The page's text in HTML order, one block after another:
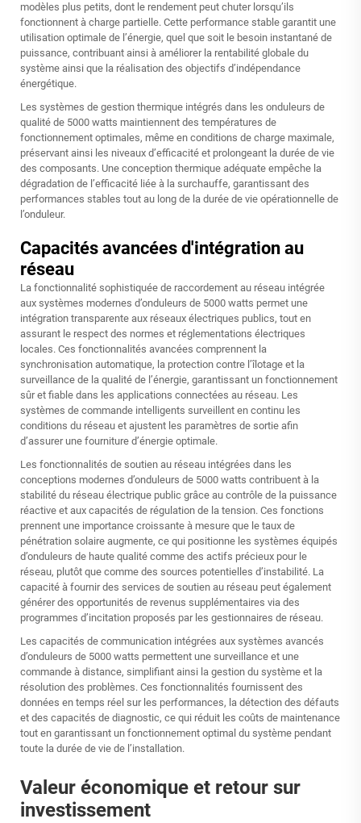
modèles plus petits, dont le rendement peut chuter lorsqu’ils
fonctionnent à charge partielle. Cette performance stable garantit une
utilisation optimale de l’énergie, quel que soit le besoin instantané de
puissance, contribuant ainsi à améliorer la rentabilité globale du
système ainsi que la réalisation des objectifs d’indépendance
énergétique.
Les systèmes de gestion thermique intégrés dans les onduleurs de
qualité de 5000 watts maintiennent des températures de
fonctionnement optimales, même en conditions de charge maximale,
préservant ainsi les niveaux d’efficacité et prolongeant la durée de vie
des composants. Une conception thermique adéquate empêche la
dégradation de l’efficacité liée à la surchauffe, garantissant des
performances stables tout au long de la durée de vie opérationnelle de
l’onduleur.
Capacités avancées d'intégration au
réseau
La fonctionnalité sophistiquée de raccordement au réseau intégrée
aux systèmes modernes d’onduleurs de 5000 watts permet une
intégration transparente aux réseaux électriques publics, tout en
assurant le respect des normes et réglementations électriques
locales. Ces fonctionnalités avancées comprennent la
synchronisation automatique, la protection contre l’îlotage et la
surveillance de la qualité de l’énergie, garantissant un fonctionnement
sûr et fiable dans les applications connectées au réseau. Les
systèmes de commande intelligents surveillent en continu les
conditions du réseau et ajustent les paramètres de sortie afin
d’assurer une fourniture d’énergie optimale.
Les fonctionnalités de soutien au réseau intégrées dans les
conceptions modernes d’onduleurs de 5000 watts contribuent à la
stabilité du réseau électrique public grâce au contrôle de la puissance
réactive et aux capacités de régulation de la tension. Ces fonctions
prennent une importance croissante à mesure que le taux de
pénétration solaire augmente, ce qui positionne les systèmes équipés
d’onduleurs de haute qualité comme des actifs précieux pour le
réseau, plutôt que comme des sources potentielles d’instabilité. La
capacité à fournir des services de soutien au réseau peut également
générer des opportunités de revenus supplémentaires via des
programmes d’incitation proposés par les gestionnaires de réseau.
Les capacités de communication intégrées aux systèmes avancés
d’onduleurs de 5000 watts permettent une surveillance et une
commande à distance, simplifiant ainsi la gestion du système et la
résolution des problèmes. Ces fonctionnalités fournissent des
données en temps réel sur les performances, la détection des défauts
et des capacités de diagnostic, ce qui réduit les coûts de maintenance
tout en garantissant un fonctionnement optimal du système pendant
toute la durée de vie de l’installation.
Valeur économique et retour sur
investissement